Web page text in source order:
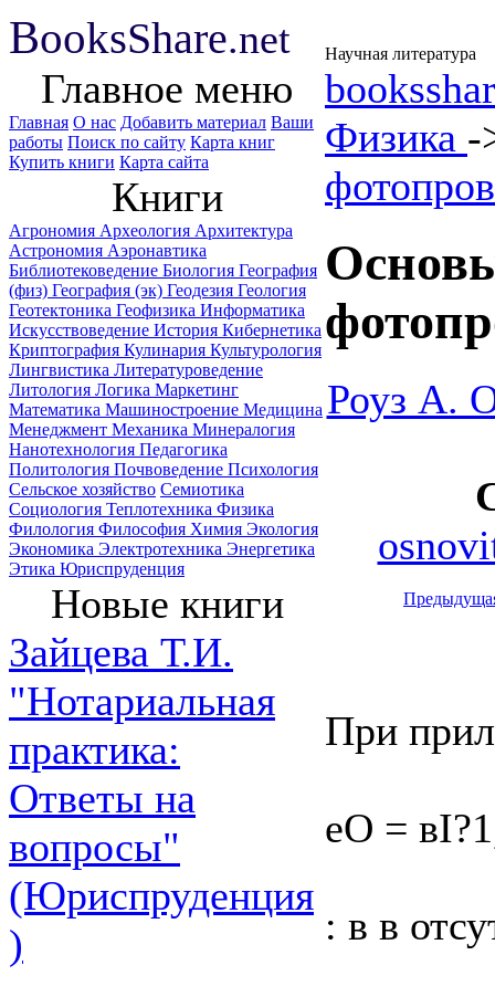
BooksShare.net Научная литература
Главное меню
Главная О нас Добавить материал Ваши
работы Поиск по сайту Карта книг
Купить книги Карта сайта
Книги
Агрономия Археология Архитектура
Астрономия Аэронавтика
Библиотековедение Биология География
(физ) География (эк) Геодезия Геология
Геотектоника Геофизика Информатика
Искусствоведение История Кибернетика
Криптография Кулинария Культурология
Лингвистика Литературоведение
Литология Логика Маркетинг
Математика Машиностроение Медицина
Менеджмент Механика Минералогия
Нанотехнология Педагогика
Политология Почвоведение Психология
Сельское хозяйство Семиотика
Социология Теплотехника Физика
Филология Философия Химия Экология
Экономика Электротехника Энергетика
Этика Юриспруденция
Новые книги
Зайцева Т.И.
"Нотариальная
практика:
Ответы на
вопросы"
(Юриспруденция
)
Физика -
Роуз А.
При
еО =
: в в